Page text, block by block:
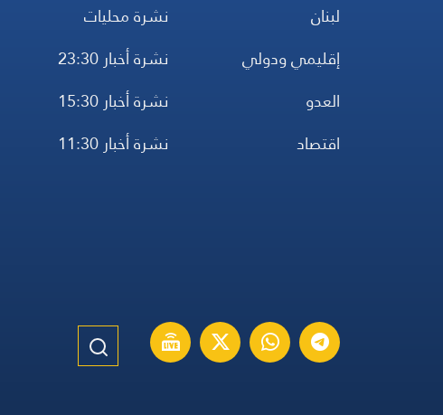
لبنان
إقليمي ودولي
العدو
اقتصاد
نشرة محليات
نشرة أخبار 23:30
نشرة أخبار 15:30
نشرة أخبار 11:30